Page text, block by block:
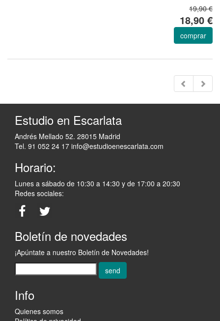
19,90 €
18,90 €
comprar
Estudio en Escarlata
Andrés Mellado 52. 28015 Madrid
Tel. 91 052 24 17 info@estudioenescarlata.com
Horario:
Lunes a sábado de 10:30 a 14:30 y de 17:00 a 20:30
Redes sociales:
Boletín de novedades
¡Apúntate a nuestro Boletín de Novedades!
send
Info
Quienes somos